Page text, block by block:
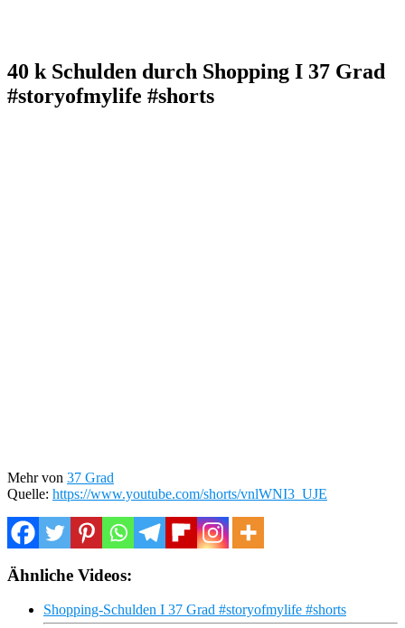
40 k Schulden durch Shopping I 37 Grad
#storyofmylife #shorts
Mehr von 37 Grad
Quelle: https://www.youtube.com/shorts/vnlWNI3_UJE
Ähnliche Videos:
Shopping-Schulden I 37 Grad #storyofmylife #shorts